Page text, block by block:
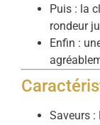
Puis : la
rondeur
Enfin :
Saveurs